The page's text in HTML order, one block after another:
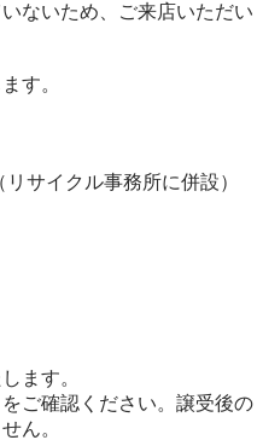
ないため、ご来店いただい
す。
サイクル事務所に併設）
ます。
ご確認ください。譲受後の
ん。